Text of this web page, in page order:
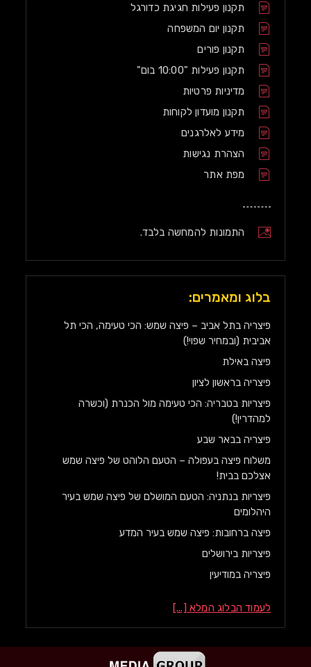
תקנון פעילות חגיגת כדורגל
תקנון יום המשפחה
תקנון פורים
תקנון פעילות "10:00 בום"
מדיניות פרטיות
תקנון מועדון לקוחות
מידע לאלרגנים
הצהרת נגישות
מפת אתר
התמונות להמחשה בלבד.
בלוג ומאמרים:
פיצריה בתל אביב – פיצה שמש: הכי טעימה, הכי תל
אביבית (ובמחיר שפוי!)
פיצה באילת
פיצריה בראשון לציון
פיצריות בטבריה: הכי טעימה מול הכנרת (וכשרה
למהדרין!)
פיצריה בבאר שבע
משלוח פיצה בעפולה – הטעם הלוהט של פיצה שמש
אצלכם בבית!
פיצריות בנתניה: הטעם המושלם של פיצה שמש בעיר
היהלומים
פיצה ברחובות: פיצה שמש בעיר המדע
פיצריות בירושלים
פיצריה במודיעין
לעמוד הבלוג המלא [...]